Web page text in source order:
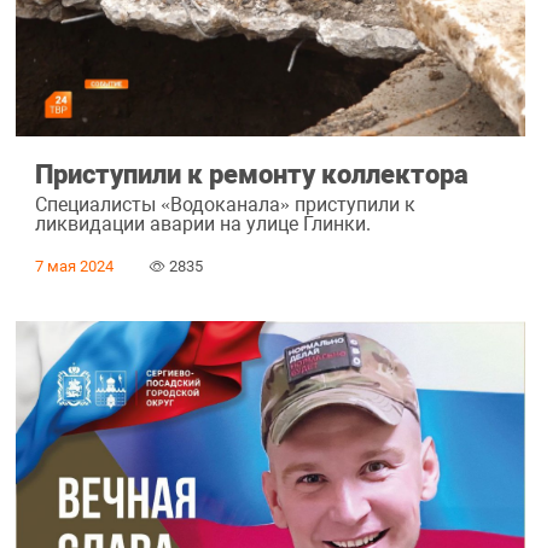
Приступили к ремонту коллектора
Специалисты «Водоканала» приступили к
ликвидации аварии на улице Глинки.
7 мая 2024 2835